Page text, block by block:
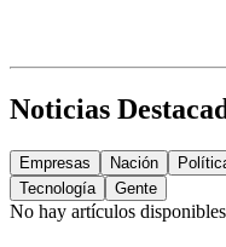
Noticias
Empresas Nación
Tecnología
Gente
No hay artículos